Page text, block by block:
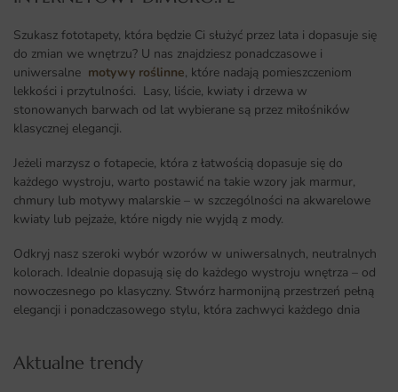
Szukasz fototapety, która będzie Ci służyć przez lata i dopasuje się
do zmian we wnętrzu? U nas znajdziesz ponadczasowe i
uniwersalne motywy roślinne, które nadają pomieszczeniom
lekkości i przytulności. Lasy, liście, kwiaty i drzewa w
stonowanych barwach od lat wybierane są przez miłośników
klasycznej elegancji.
Jeżeli marzysz o fotapecie, która z łatwością dopasuje się do
każdego wystroju, warto postawić na takie wzory jak marmur,
chmury lub motywy malarskie – w szczególności na akwarelowe
kwiaty lub pejzaże, które nigdy nie wyjdą z mody.
Odkryj nasz szeroki wybór wzorów w uniwersalnych, neutralnych
kolorach. Idealnie dopasują się do każdego wystroju wnętrza – od
nowoczesnego po klasyczny. Stwórz harmonijną przestrzeń pełną
elegancji i ponadczasowego stylu, która zachwyci każdego dnia
Aktualne trendy​